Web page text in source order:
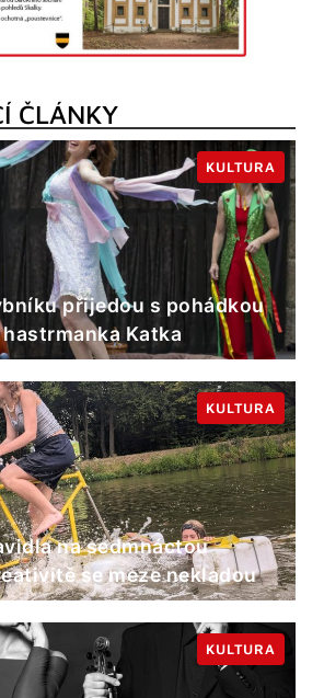
ČLÁNKY
přijedou s pohádkou
Katka
KULTURA
na sedmnáctou
se meze nekladou
KULTURA
KULTURA